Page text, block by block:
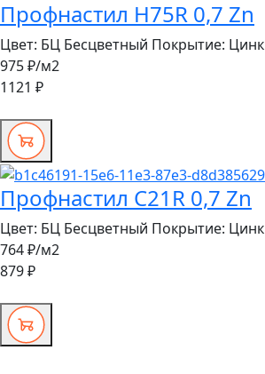
Профнастил H75R 0,7 Zn
Цвет: БЦ Бесцветный Покрытие: Цинк
975 ₽/м2
1121 ₽
Профнастил C21R 0,7 Zn
Цвет: БЦ Бесцветный Покрытие: Цинк
764 ₽/м2
879 ₽